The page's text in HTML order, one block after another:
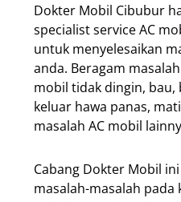
Dokter Mobil Cibubur
specialist service AC
untuk menyelesaikan
anda. Beragam
mobil tidak dingin, bau,
keluar hawa panas,
masalah AC mobil
Cabang Dokter Mobil
masalah-masalah pada